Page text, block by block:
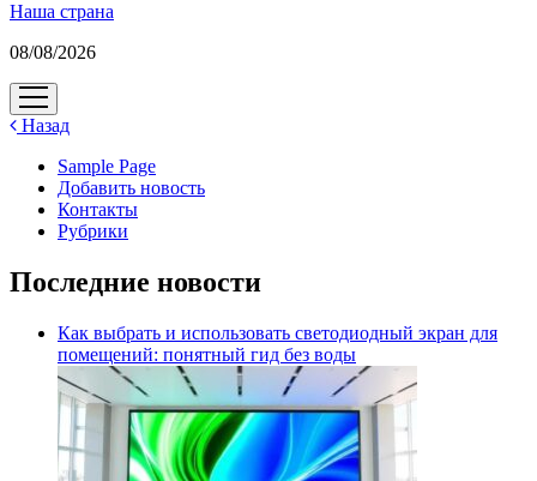
Наша страна
08/08/2026
открыть
меню
Назад
Sample Page
Добавить новость
Контакты
Рубрики
Последние новости
Как выбрать и использовать светодиодный экран для
помещений: понятный гид без воды